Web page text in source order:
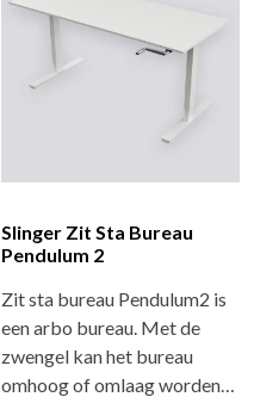
Slinger Zit Sta Bureau
Pendulum 2
Zit sta bureau Pendulum2 is
een arbo bureau. Met de
zwengel kan het bureau
omhoog of omlaag worden…